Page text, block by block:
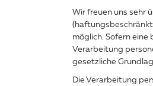
Wir freuen uns sehr
möglich. Sofern
Verarbeitung
gesetzliche
Die Verarbeitung